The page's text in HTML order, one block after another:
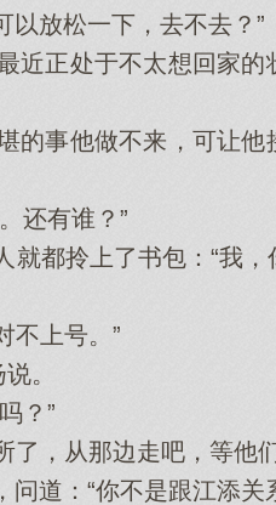
以放松一下，去不去？”
正处于不太想回家的
事他做不来，可让他
还有谁？”
拎上了书包：“我，
不上号。”
。
？”
，从那边走吧，等他
道：“你不是跟江添关